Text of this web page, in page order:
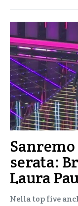
serata:
Laura
Nella top five